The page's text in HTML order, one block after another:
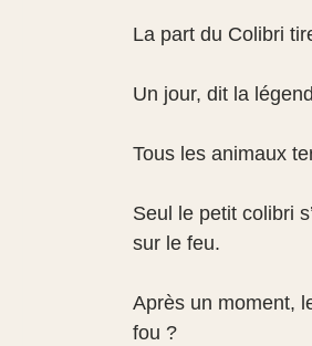
La part du Colibri
Un jour, dit la
Tous les animaux
Seul le petit colibri
sur le feu.
Après un moment,
fou ?